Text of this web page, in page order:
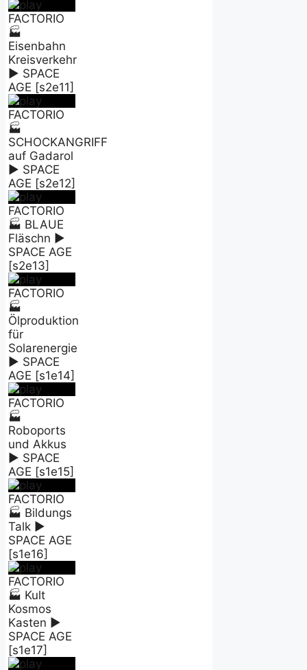
FACTORIO
🏭
Eisenbahn
Kreisverkehr
► SPACE
AGE [s2e11]
FACTORIO
🏭
SCHOCKANGRIFF
auf Gadarol
► SPACE
AGE [s2e12]
FACTORIO
🏭 BLAUE
Fläschn ►
SPACE AGE
[s2e13]
FACTORIO
🏭
Ölproduktion
für
Solarenergie
► SPACE
AGE [s1e14]
FACTORIO
🏭
Roboports
und Akkus
► SPACE
AGE [s1e15]
FACTORIO
🏭 Bildungs
Talk ►
SPACE AGE
[s1e16]
FACTORIO
🏭 Kult
Kosmos
Kasten ►
SPACE AGE
[s1e17]